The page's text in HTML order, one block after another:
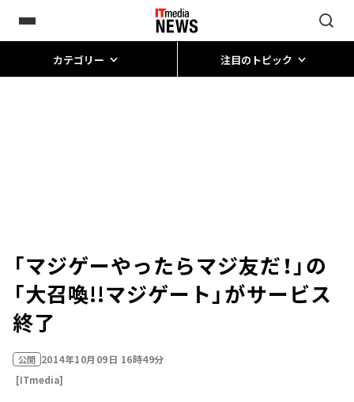
カテゴリー 注目のトピック
「マジゲーやったらマジ友だ！」の
「大召喚!!マジゲート」がサービス
終了
公開 2014年10月09日 16時49分
[ITmedia]